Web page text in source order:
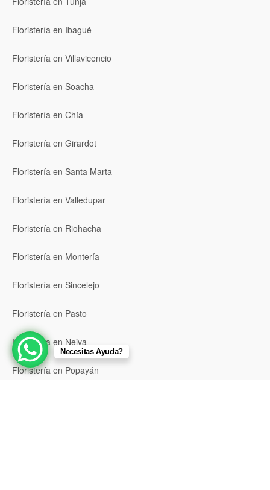
Floristería en Ibagué
Floristería en Villavicencio
Floristería en Soacha
Floristería en Chía
Floristería en Girardot
Floristería en Santa Marta
Floristería en Valledupar
Floristería en Riohacha
Floristería en Montería
Floristería en Sincelejo
Floristería en Pasto
Floristería en Neiva
Floristería en Popayán
Necesitas Ayuda?